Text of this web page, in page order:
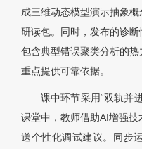
成三维动态模型演示抽象
研读包。同时，发布的诊
包含典型错误聚类分析的
重点提供可靠依据。
课中环节采用“双轨并
课堂中，教师借助AI增强
送个性化调试建议。同步